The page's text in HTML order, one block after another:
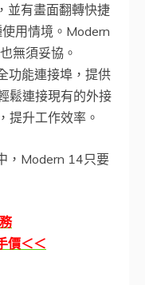
並有畫面翻轉快捷
用情境。Modern
無須妥協。
功能連接埠，提供
鬆連接現有的外接
提升工作效率。
，Modern 14只要
價＜＜